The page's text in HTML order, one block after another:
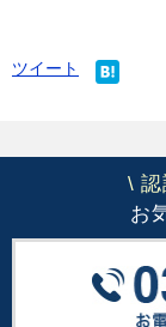
ツイート
\
お